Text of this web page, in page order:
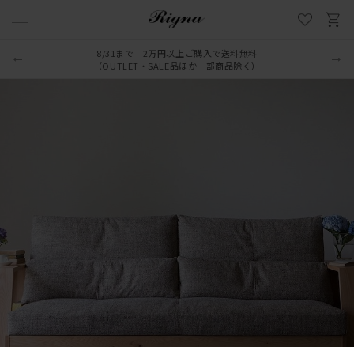
8/31まで 2万円以上ご購入で送料無料
（OUTLET・SALE品ほか一部商品除く）